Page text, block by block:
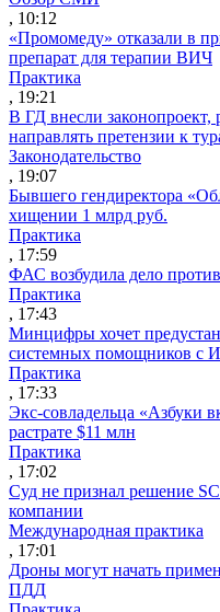
, 10:12
«Промомеду» отказали в
препарат для терапии ВИЧ
Практика
, 19:21
В ГД внесли
направлять претензии к
Законодательство
, 19:07
Бывшего гендиректора
хищении 1 млрд руб.
Практика
, 17:59
ФАС возбудила дело
Практика
, 17:43
Минцифры хочет
системных помощников с
Практика
, 17:33
Экс-совладельца «Азбуки
растрате $11 млн
Практика
, 17:02
Суд не признал решение
компании
Международная практика
, 17:01
Дроны могут начать
ПДД